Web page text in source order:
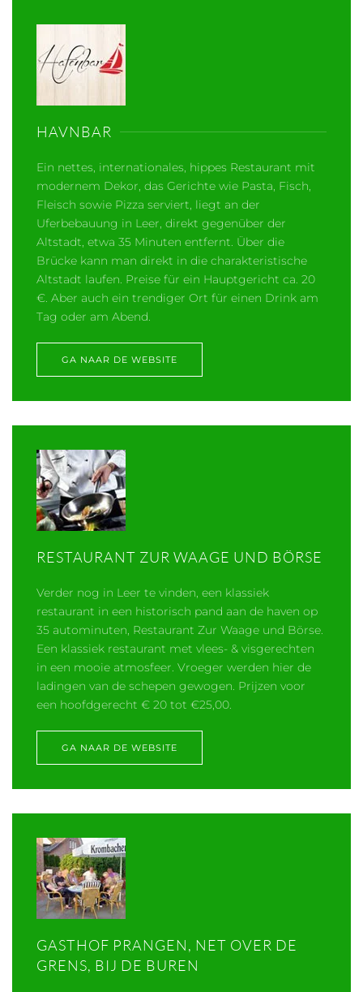
HAVNBAR
Ein nettes, internationales, hippes Restaurant mit
modernem Dekor, das Gerichte wie Pasta, Fisch,
Fleisch sowie Pizza serviert, liegt an der
Uferbebauung in Leer, direkt gegenüber der
Altstadt, etwa 35 Minuten entfernt. Über die
Brücke kann man direkt in die charakteristische
Altstadt laufen. Preise für ein Hauptgericht ca. 20
€. Aber auch ein trendiger Ort für einen Drink am
Tag oder am Abend.
GA NAAR DE WEBSITE
RESTAURANT ZUR WAAGE UND BÖRSE
Verder nog in Leer te vinden, een klassiek
restaurant in een historisch pand aan de haven op
35 autominuten, Restaurant Zur Waage und Börse.
Een klassiek restaurant met vlees- & visgerechten
in een mooie atmosfeer. Vroeger werden hier de
ladingen van de schepen gewogen. Prijzen voor
een hoofdgerecht € 20 tot €25,00.
GA NAAR DE WEBSITE
GASTHOF PRANGEN, NET OVER DE
GRENS, BIJ DE BUREN